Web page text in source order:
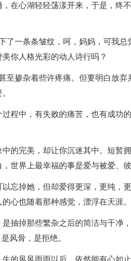
在心湖轻轻荡漾开来，于是，终
了一条条皱纹，呵，妈妈，可我总
你人格光彩的动人诗行吗？
至掺杂着些许疼痛。但要明白放弃
程中，有失败的痛苦，也有成功
的完美，却让你沉迷其中。短暂
世界上最幸福的事是爱与被爱、彼
以忘掉她，但却爱得更深，更纯
心也随着那种感觉，漂浮在天涯。
抽掉那些繁杂之后的简洁与干净
风骨，是拒绝。
的风风雨雨以后，依然能有心如